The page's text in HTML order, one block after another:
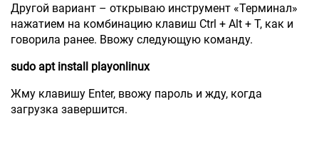
Другой вариант – открываю инструмент «Терминал»
нажатием на комбинацию клавиш Ctrl + Alt + T, как и
говорила ранее. Ввожу следующую команду.
sudo apt install playonlinux
Жму клавишу Enter, ввожу пароль и жду, когда
загрузка завершится.